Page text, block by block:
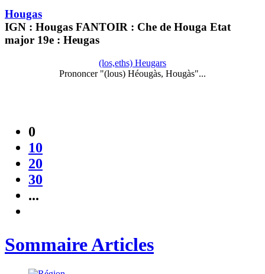
Hougas
IGN : Hougas FANTOIR : Che de Houga Etat
major 19e : Heugas
(los,eths) Heugars
Prononcer "(lous) Héougàs, Hougàs"...
0
10
20
30
...
Sommaire Articles